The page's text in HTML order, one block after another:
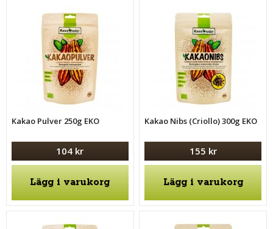
Kakao Pulver 250g EKO
104 kr
Lägg i varukorg
Kakao Nibs (Criollo) 300g EKO
155 kr
Lägg i varukorg